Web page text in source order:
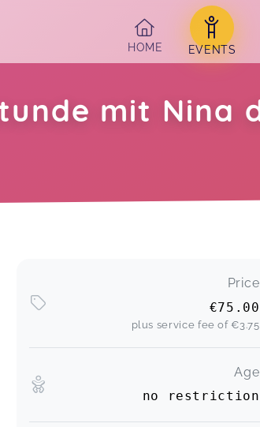
HOME
EVENTS
mit Nina
Price
€75.00
plus service fee of€3.75
Age
no restriction